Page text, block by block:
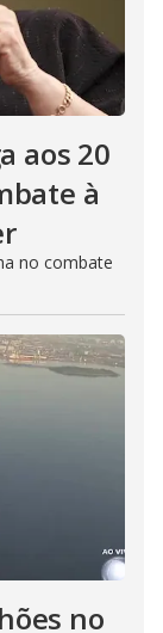
aos 20
à
no combate
no